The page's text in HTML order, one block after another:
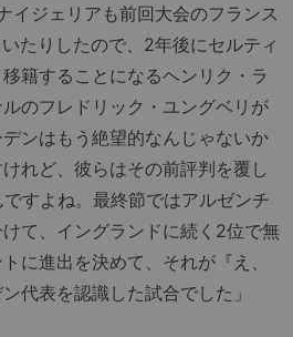
イジェリアも前回大会のフランス
たりしたので、2年後にセルティ
籍することになるヘンリク・ラ
のフレドリック・ユングベリが
ンはもう絶望的なんじゃないか
れど、彼らはその前評判を覆し
すよね。最終節ではアルゼンチ
て、イングランドに続く2位で無
に進出を決めて、それが『え、
代表を認識した試合でした」